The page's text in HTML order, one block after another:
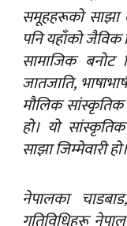
समूहहरूको साझा
पनि यहाँको जैविक
सामाजिक बनोट
जातजाति,
मौलिक सांस्कृतिक
हो। यो
साझा जिम्मेवारी हो।
नेपालका